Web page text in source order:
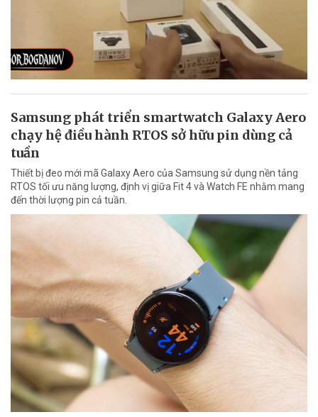
Samsung phát triển smartwatch Galaxy Aero
chạy hệ điều hành RTOS sở hữu pin dùng cả
tuần
Thiết bị đeo mới mã Galaxy Aero của Samsung sử dụng nền tảng
RTOS tối ưu năng lượng, định vị giữa Fit 4 và Watch FE nhằm mang
đến thời lượng pin cả tuần.